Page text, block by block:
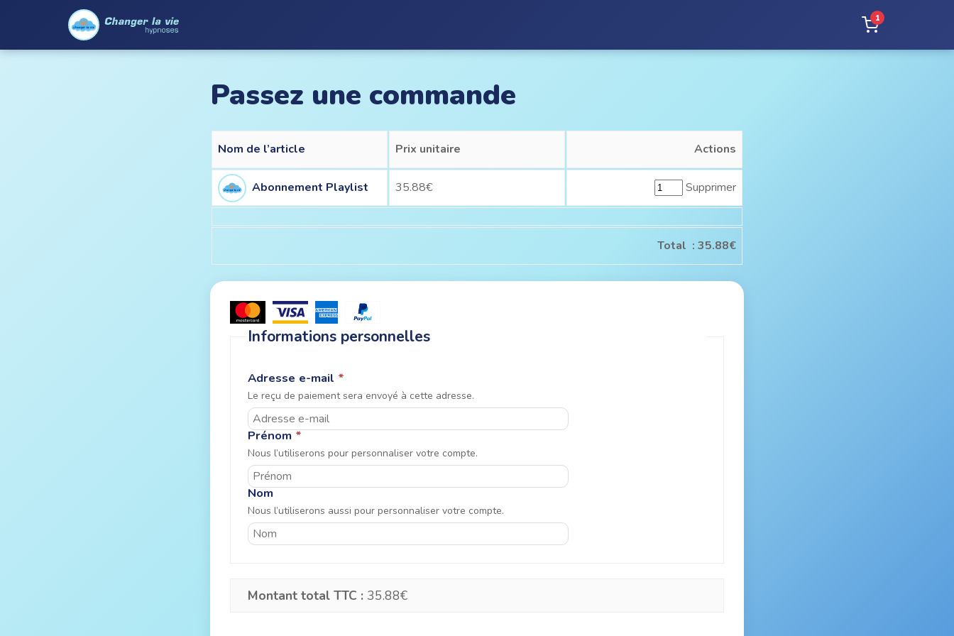
1
Passez une commande
Nom de l’article Prix unitaire Actions
Abonnement Playlist 35.88€ Supprimer
Total : 35.88€
Informations personnelles
Adresse e-mail *
Le reçu de paiement sera envoyé à cette adresse.
Prénom*
Nous l’utiliserons pour personnaliser votre compte.
Nom
Nous l’utiliserons aussi pour personnaliser votre compte.
Montant total TTC : 35.88€